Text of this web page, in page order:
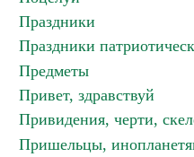
Праздники
Праздники
Предметы
Привет, здравствуй
Привидения, черти,
Пришельцы,